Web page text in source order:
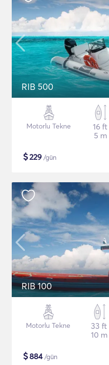
RIB 500
Motorlu Tekne
16 ft
5 m
$229 /gün
RIB 100
Motorlu Tekne
33 ft
10 m
$884/gün